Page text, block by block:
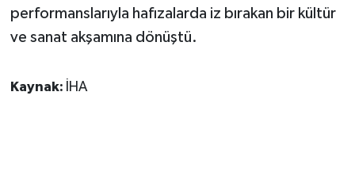
performanslarıyla hafızalarda iz bırakan bir kültür
ve sanat akşamına dönüştü.
Kaynak: İHA
Sağlık